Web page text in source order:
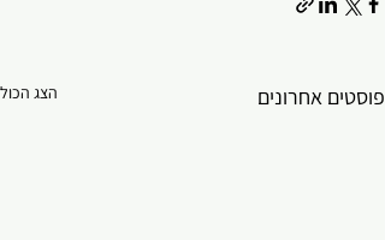
פוסטים אחרונים הצג הכול